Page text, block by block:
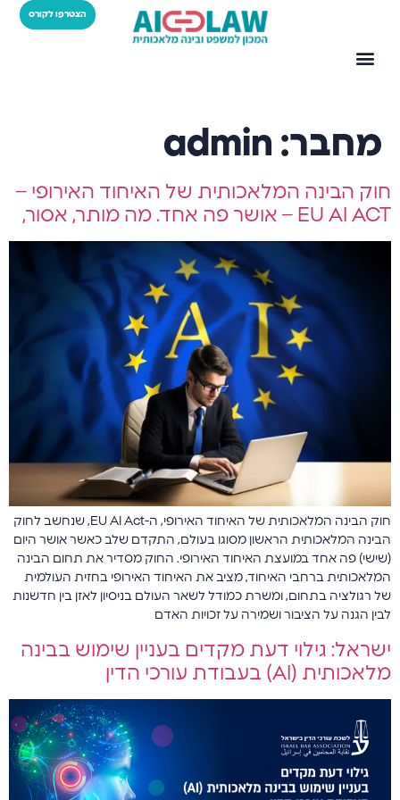
הצטרפו לקורס
מחבר: admin
חוק הבינה המלאכותית של האיחוד האירופי –
EU AI ACT – אושר פה אחד. מה מותר, אסור,
חוק הבינה המלאכותית של האיחוד האירופי, ה-EU AI Act, שנחשב לחוק
הבינה המלאכותית הראשון מסוגו בעולם, התקדם שלב כאשר אושר היום
(שישי) פה אחד במועצת האיחוד האירופי. החוק מסדיר את תחום הבינה
המלאכותית ברחבי האיחוד, מציב את האיחוד האירופי בחזית העולמית
של רגולציה בתחום, ומשרת כמודל לשאר העולם בניסיון לאזן בין חדשנות
לבין הגנה על הציבור ושמירה על זכויות האדם
ישראל: גילוי דעת מקדים בעניין שימוש בבינה
מלאכותית (AI) בעבודת עורכי הדין